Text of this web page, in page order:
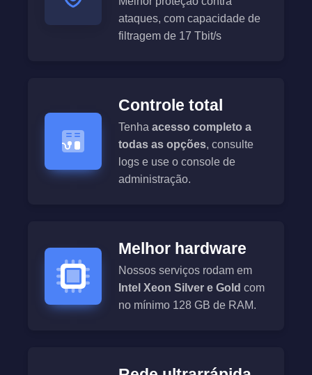
ataques, com capacidade de
filtragem de 17 Tbit/s
Controle total
Tenha acesso completo a
todas as opções, consulte
logs e use o console de
administração.
Melhor hardware
Nossos serviços rodam em
Intel Xeon Silver e Gold com
no mínimo 128 GB de RAM.